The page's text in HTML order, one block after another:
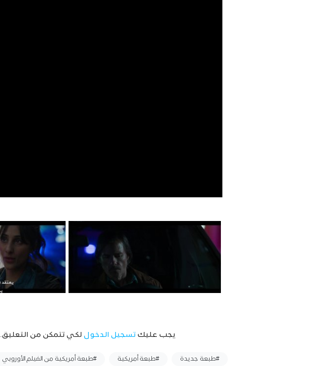
يجب عليك تسجيل الدخول لكي تتمكن من التعليق.
#طبعة جديدة #طبعة أمريكية #طبعة أمريكية من الفيلم الأوروبي